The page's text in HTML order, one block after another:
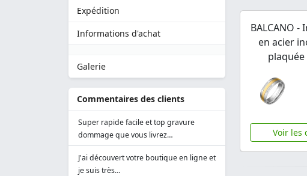
Expédition
Informations d'achat
Galerie
Commentaires des clients
Super rapide facile et top gravure
dommage que vous livrez…
J'ai découvert votre boutique en ligne et
je suis très…
BALCANO -
en acier
plaquée
Voir les